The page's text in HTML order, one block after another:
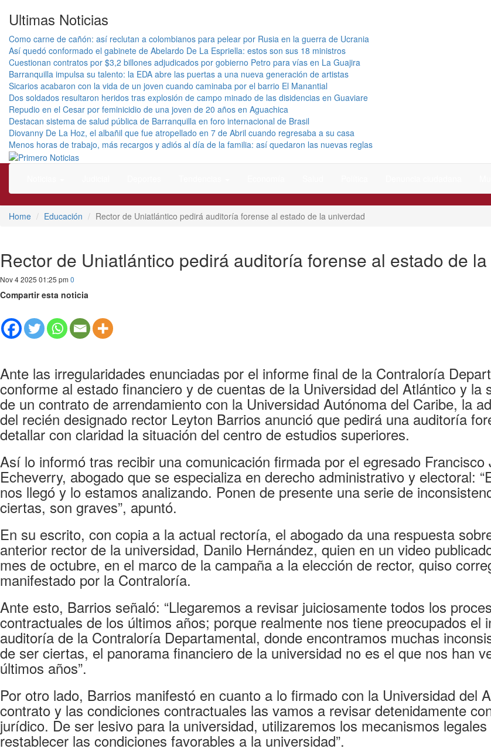
Ultimas Noticias
Como carne de cañón: así reclutan a colombianos para pelear por Rusia en la guerra de Ucrania
Así quedó conformado el gabinete de Abelardo De La Espriella: estos son sus 18 ministros
Cuestionan contratos por $3,2 billones adjudicados por gobierno Petro para vías en La Guajira
Barranquilla impulsa su talento: la EDA abre las puertas a una nueva generación de artistas
Sicarios acabaron con la vida de un joven cuando caminaba por el barrio El Manantial
Dos soldados resultaron heridos tras explosión de campo minado de las disidencias en Guaviare
Repudio en el Cesar por feminicidio de una joven de 20 años en Aguachica
Destacan sistema de salud pública de Barranquilla en foro internacional de Brasil
Diovanny De La Hoz, el albañil que fue atropellado en 7 de Abril cuando regresaba a su casa
Menos horas de trabajo, más recargos y adiós al día de la familia: así quedaron las nuevas reglas
Primero Noticias
Home Educación Rector de Uniatlántico pedirá auditoría forense al estado de la univerdad
Rector de Uniatlántico pedirá auditoría forense al estado de
Nov 4 2025 01:25 pm 0
Compartir esta noticia
Ante las irregularidades enunciadas por el informe final de la Contraloría
conforme al estado financiero y de cuentas de la Universidad del Atlántico y la
de un contrato de arrendamiento con la Universidad Autónoma del Caribe, la
del recién designado rector Leyton Barrios anunció que pedirá una auditoría
detallar con claridad la situación del centro de estudios superiores.
Así lo informó tras recibir una comunicación firmada por el egresado Francisco
Echeverry, abogado que se especializa en derecho administrativo y electoral:
nos llegó y lo estamos analizando. Ponen de presente una serie de
ciertas, son graves”, apuntó.
En su escrito, con copia a la actual rectoría, el abogado da una respuesta
anterior rector de la universidad, Danilo Hernández, quien en un video
mes de octubre, en el marco de la campaña a la elección de rector, quiso
manifestado por la Contraloría.
Ante esto, Barrios señaló: “Llegaremos a revisar juiciosamente todos los
contractuales de los últimos años; porque realmente nos tiene preocupados el
auditoría de la Contraloría Departamental, donde encontramos muchas
de ser ciertas, el panorama financiero de la universidad no es el que nos han
últimos años”.
Por otro lado, Barrios manifestó en cuanto a lo firmado con la Universidad del
contrato y las condiciones contractuales las vamos a revisar detenidamente
jurídico. De ser lesivo para la universidad, utilizaremos los mecanismos
restablecer las condiciones favorables a la universidad”.